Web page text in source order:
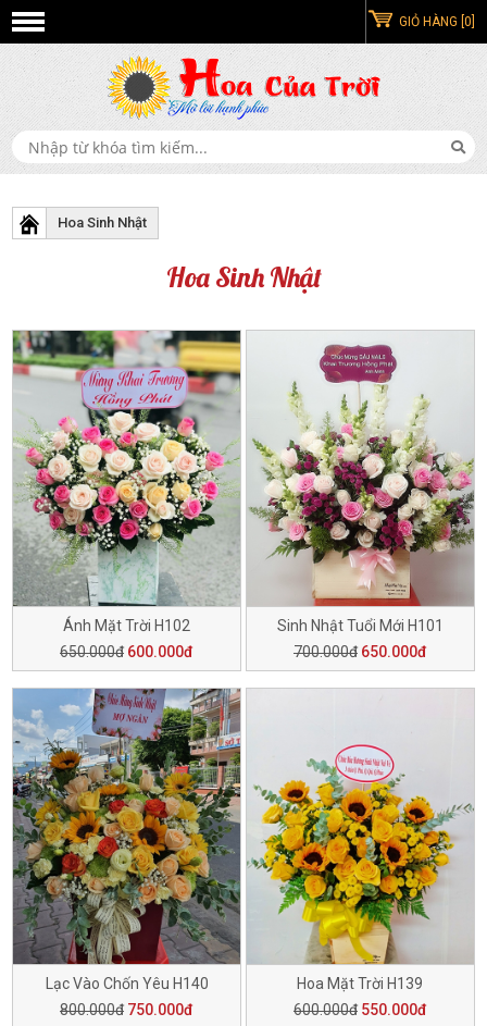
GIỎ HÀNG [0]
Hoa Sinh Nhật
Hoa Sinh Nhật
Ánh Mặt Trời H102
650.000đ 600.000đ
Sinh Nhật Tuổi Mới H101
700.000đ 650.000đ
Lạc Vào Chốn Yêu H140
800.000đ 750.000đ
Hoa Mặt Trời H139
600.000đ 550.000đ